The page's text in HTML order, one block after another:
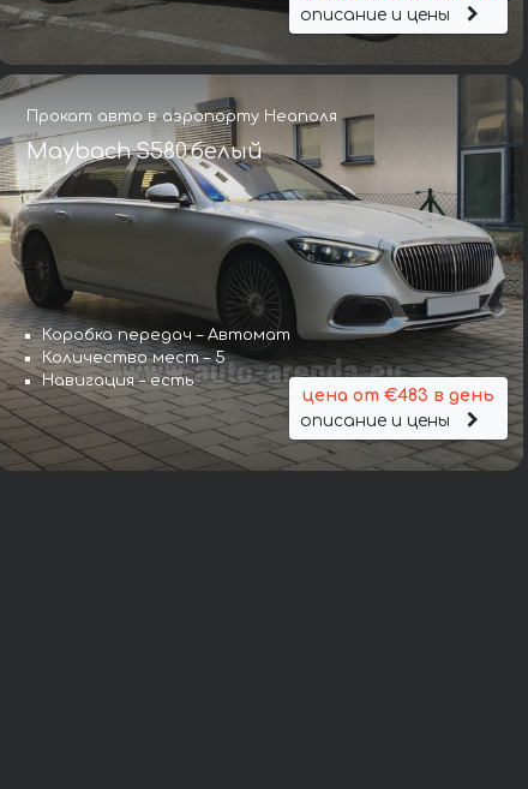
описание и цены
Прокат авто в аэропорту Неаполя
Maybach S580 белый
Коробка передач – Автомат
Количество мест – 5
Навигация – есть
цена от €483 в день
описание и цены